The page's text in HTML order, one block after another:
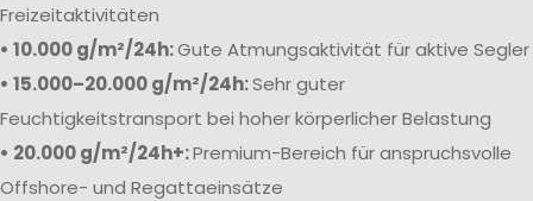
Freizeitaktivitäten
• 10.000 g/m²/24h:Gute Atmungsaktivität für aktive Segler
• 15.000–20.000 g/m²/24h:Sehr guter
Feuchtigkeitstransport bei hoher körperlicher Belastung
• 20.000 g/m²/24h+:Premium-Bereich für anspruchsvolle
Offshore- und Regattaeinsätze